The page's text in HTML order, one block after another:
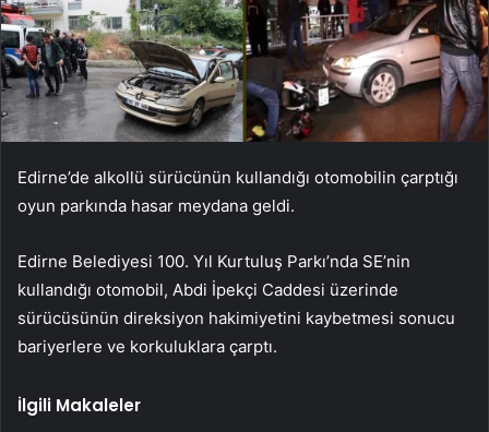
Edirne’de alkollü sürücünün kullandığı otomobilin çarptığı
oyun parkında hasar meydana geldi.
Edirne Belediyesi 100. Yıl Kurtuluş Parkı’nda SE’nin
kullandığı otomobil, Abdi İpekçi Caddesi üzerinde
sürücüsünün direksiyon hakimiyetini kaybetmesi sonucu
bariyerlere ve korkuluklara çarptı.
İlgili Makaleler